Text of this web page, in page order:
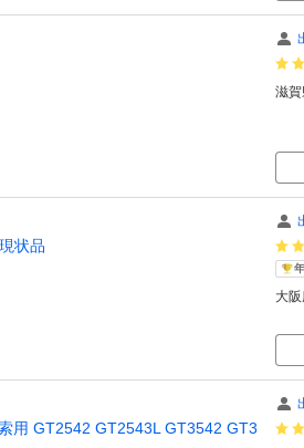
滋
状品
大
GT2542 GT2543L GT3542 GT3